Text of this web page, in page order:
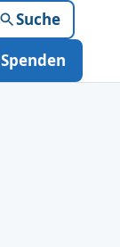
Suche
Spenden